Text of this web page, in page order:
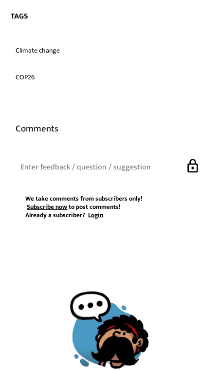
TAGS
Climate change
COP26
Comments
lock
We take comments from subscribers only!
Subscribe nowto post comments!
Already a subscriber?Login